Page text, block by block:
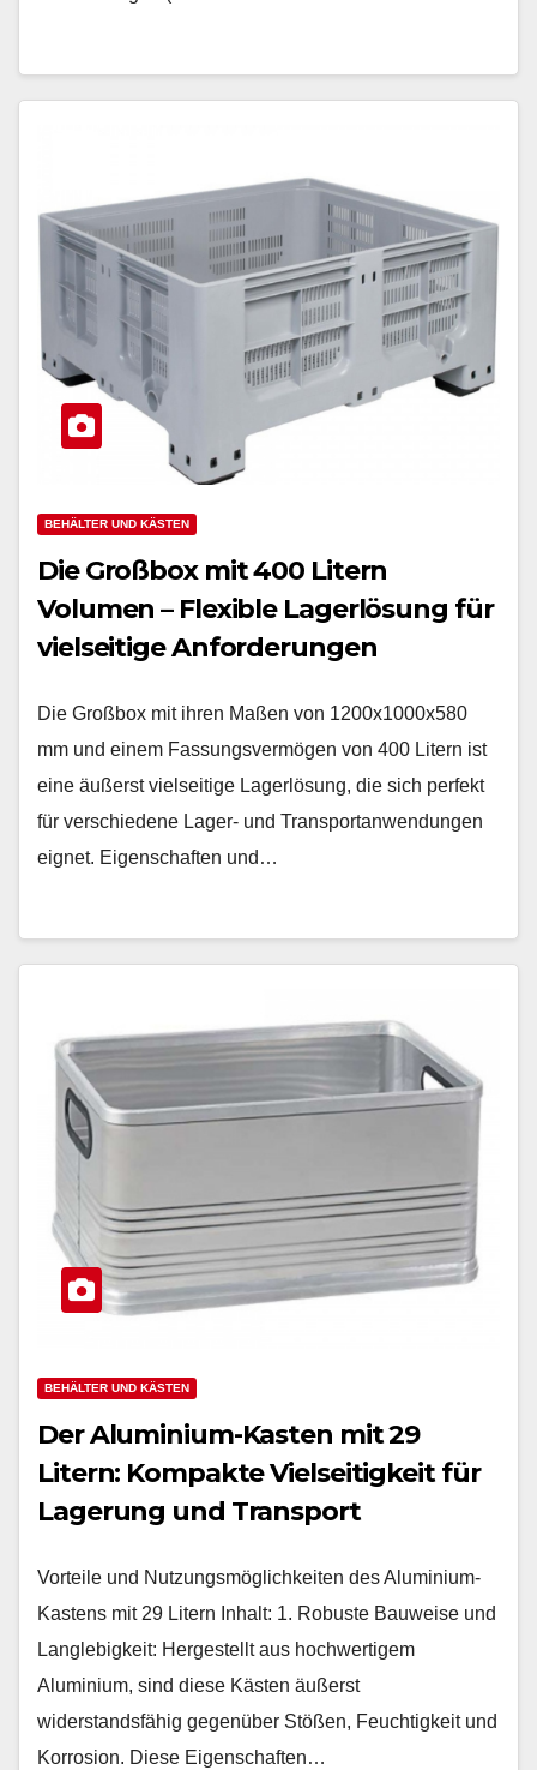
BEHÄLTER UND KÄSTEN
Die Großbox mit 400 Litern
Volumen – Flexible Lagerlösung für
vielseitige Anforderungen
Die Großbox mit ihren Maßen von 1200x1000x580
mm und einem Fassungsvermögen von 400 Litern ist
eine äußerst vielseitige Lagerlösung, die sich perfekt
für verschiedene Lager- und Transportanwendungen
eignet. Eigenschaften und…
BEHÄLTER UND KÄSTEN
Der Aluminium-Kasten mit 29
Litern: Kompakte Vielseitigkeit für
Lagerung und Transport
Vorteile und Nutzungsmöglichkeiten des Aluminium-
Kastens mit 29 Litern Inhalt: 1. Robuste Bauweise und
Langlebigkeit: Hergestellt aus hochwertigem
Aluminium, sind diese Kästen äußerst
widerstandsfähig gegenüber Stößen, Feuchtigkeit und
Korrosion. Diese Eigenschaften…